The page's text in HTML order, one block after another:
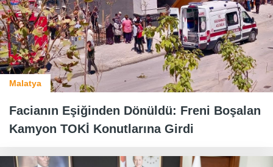
Malatya
Facianın Eşiğinden Dönüldü: Freni Boşalan
Kamyon TOKİ Konutlarına Girdi